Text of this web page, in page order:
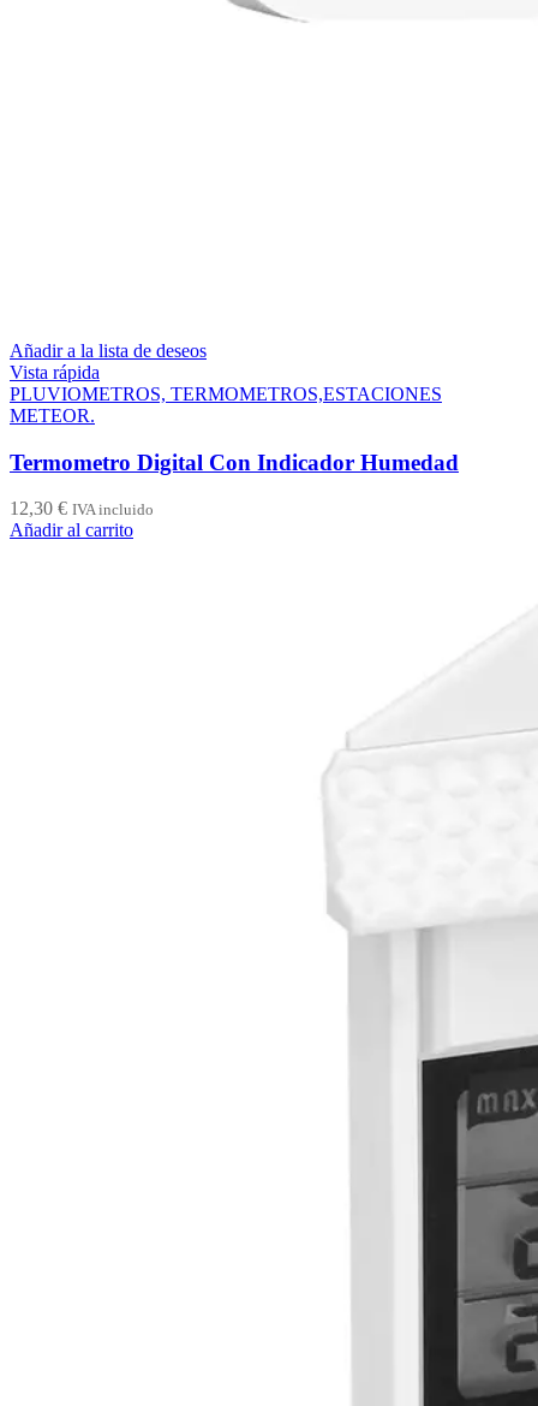
Añadir a la lista de deseos
Vista rápida
PLUVIOMETROS, TERMOMETROS,ESTACIONES
METEOR.
Termometro Digital Con Indicador Humedad
12,30 € IVA incluido
Añadir al carrito